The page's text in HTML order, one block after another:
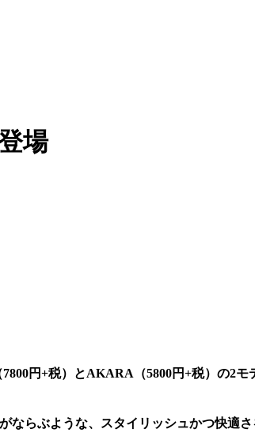
場
円+税）とAKARA（5800円+税）の2
らぶような、スタイリッシュかつ快適